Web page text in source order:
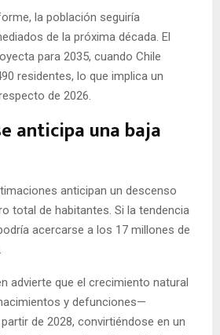
la población seguiría
de la próxima década. El
para 2035, cuando Chile
residentes, lo que implica un
de 2026.
anticipa una baja
anticipan un descenso
total de habitantes. Si la tendencia
acercarse a los 17 millones de
advierte que el crecimiento natural
y defunciones—
de 2028, convirtiéndose en un